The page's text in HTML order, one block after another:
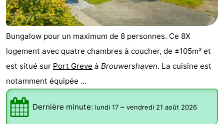
des
phoques
Boire
et
manger
Événements
Pratiques
Forum
Route
Bungalow pour un maximum de 8 personnes. Ce 8X
logement avec quatre chambres à coucher, de ±105m² et
est situé sur Port Greve à Brouwershaven. La cuisine est
notamment équipée ...
Dernière minute: lundi 17 – vendredi 21 août 2026